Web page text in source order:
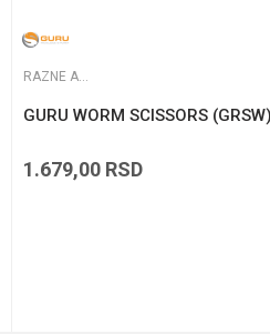
RAZNE ALATKE
GURU WORM SCISSORS (GRSW)
1.679,00 RSD